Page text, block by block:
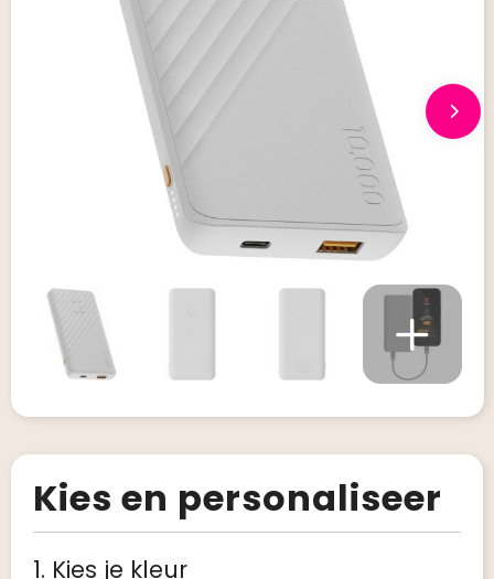
Kies en personaliseer
1. Kies je kleur